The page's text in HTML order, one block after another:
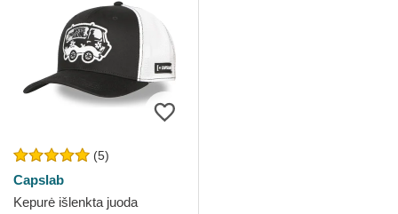
(5)
Capslab
Kepurė išlenkta juoda